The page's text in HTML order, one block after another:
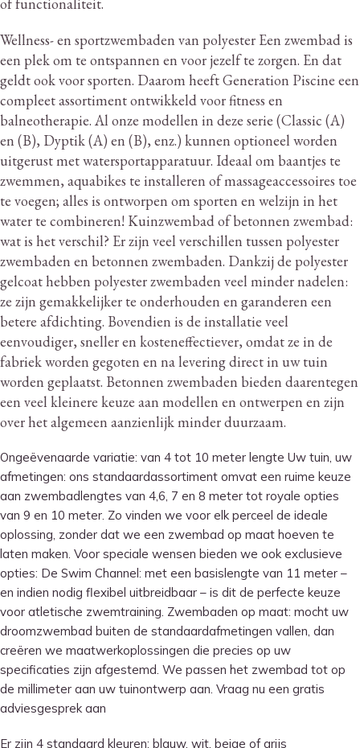
Wellness- en sportzwembaden van polyester Een zwembad is
een plek om te ontspannen en voor jezelf te zorgen. En dat
geldt ook voor sporten. Daarom heeft Generation Piscine een
compleet assortiment ontwikkeld voor fitness en
balneotherapie. Al onze modellen in deze serie (Classic (A)
en (B), Dyptik (A) en (B), enz.) kunnen optioneel worden
uitgerust met watersportapparatuur. Ideaal om baantjes te
zwemmen, aquabikes te installeren of massageaccessoires toe
te voegen; alles is ontworpen om sporten en welzijn in het
water te combineren! Kuinzwembad of betonnen zwembad:
wat is het verschil? Er zijn veel verschillen tussen polyester
zwembaden en betonnen zwembaden. Dankzij de polyester
gelcoat hebben polyester zwembaden veel minder nadelen:
ze zijn gemakkelijker te onderhouden en garanderen een
betere afdichting. Bovendien is de installatie veel
eenvoudiger, sneller en kosteneffectiever, omdat ze in de
fabriek worden gegoten en na levering direct in uw tuin
worden geplaatst. Betonnen zwembaden bieden daarentegen
een veel kleinere keuze aan modellen en ontwerpen en zijn
over het algemeen aanzienlijk minder duurzaam.
Ongeëvenaarde variatie: van 4 tot 10 meter lengte Uw tuin, uw
afmetingen: ons standaardassortiment omvat een ruime keuze
aan zwembadlengtes van 4,6, 7 en 8 meter tot royale opties
van 9 en 10 meter. Zo vinden we voor elk perceel de ideale
oplossing, zonder dat we een zwembad op maat hoeven te
laten maken. Voor speciale wensen bieden we ook exclusieve
opties: De Swim Channel: met een basislengte van 11 meter –
en indien nodig flexibel uitbreidbaar – is dit de perfecte keuze
voor atletische zwemtraining. Zwembaden op maat: mocht uw
droomzwembad buiten de standaardafmetingen vallen, dan
creëren we maatwerkoplossingen die precies op uw
specificaties zijn afgestemd. We passen het zwembad tot op
de millimeter aan uw tuinontwerp aan. Vraag nu een gratis
adviesgesprek aan
Er zijn 4 standaard kleuren: blauw, wit, beige of grijs